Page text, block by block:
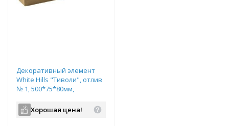
Декоративный элемент
White Hills "Тиволи", отлив
№ 1, 500*75*80мм,
Хорошая цена!